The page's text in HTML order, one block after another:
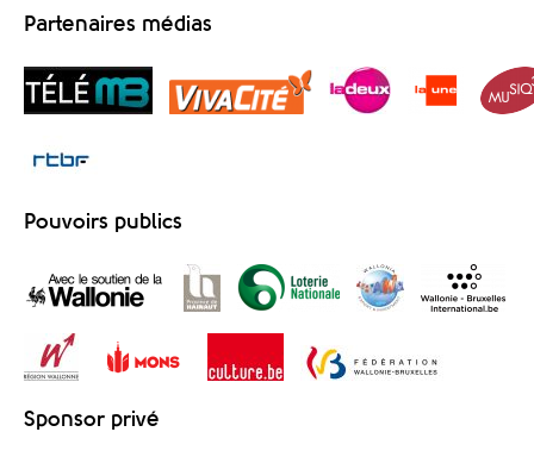
Partenaires médias
Pouvoirs publics
Sponsor privé